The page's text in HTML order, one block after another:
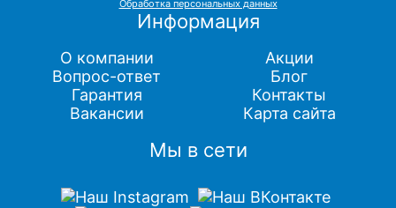
Обработка персональных данных
Информация
О компании
Вопрос-ответ
Гарантия
Вакансии
Акции
Блог
Контакты
Карта сайта
Мы в сети